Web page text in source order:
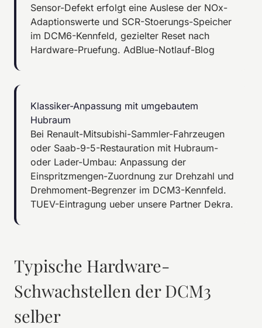
Sensor-Defekt erfolgt eine Auslese der NOx-
Adaptionswerte und SCR-Stoerungs-Speicher
im DCM6-Kennfeld, gezielter Reset nach
Hardware-Pruefung. AdBlue-Notlauf-Blog
Klassiker-Anpassung mit umgebautem
Hubraum
Bei Renault-Mitsubishi-Sammler-Fahrzeugen
oder Saab-9-5-Restauration mit Hubraum-
oder Lader-Umbau: Anpassung der
Einspritzmengen-Zuordnung zur Drehzahl und
Drehmoment-Begrenzer im DCM3-Kennfeld.
TUEV-Eintragung ueber unsere Partner Dekra.
Typische Hardware-
Schwachstellen der DCM3
selber